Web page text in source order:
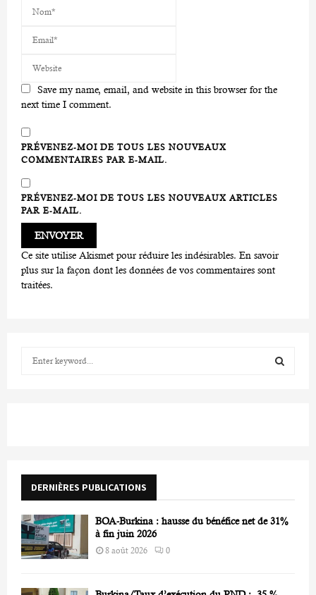
Save my name, email, and website in this browser for the
next time I comment.
PRÉVENEZ-MOI DE TOUS LES NOUVEAUX
COMMENTAIRES PAR E-MAIL.
PRÉVENEZ-MOI DE TOUS LES NOUVEAUX ARTICLES
PAR E-MAIL.
Ce site utilise Akismet pour réduire les indésirables. En savoir
plus sur la façon dont les données de vos commentaires sont
traitées.
r
DERNIÈRES PUBLICATIONS
BOA-Burkina : hausse du bénéfice net de 31%
à fin juin 2026
8 août 2026 0